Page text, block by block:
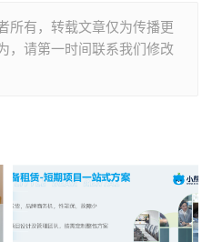
所有，转载文章仅为传播更
，请第一时间联系我们修改